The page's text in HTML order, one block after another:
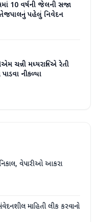
10 વર્ષની જેલની સજા
તેજપાલનું પહેલું નિવેદન
ચન્ની મધ્યરાત્રિએ રેતી
નીકળ્યા
નિકાલ, વેપારીઓ આકરા
માહિતી લીક કરવાનો